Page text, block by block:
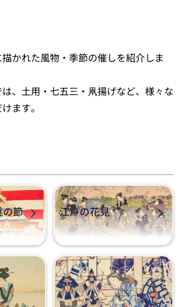
かれた風物・季節の催しを紹介しま
、土用・七五三・凧揚げなど、様々な
ます。
の節 江戸の花見